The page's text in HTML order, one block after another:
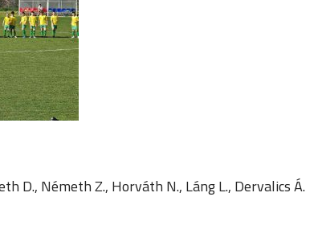
D., Németh Z., Horváth N., Láng L., Dervalics Á.